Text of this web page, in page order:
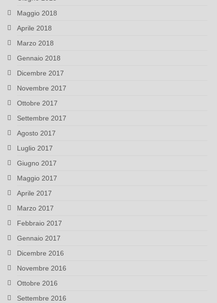
Maggio 2018
Aprile 2018
Marzo 2018
Gennaio 2018
Dicembre 2017
Novembre 2017
Ottobre 2017
Settembre 2017
Agosto 2017
Luglio 2017
Giugno 2017
Maggio 2017
Aprile 2017
Marzo 2017
Febbraio 2017
Gennaio 2017
Dicembre 2016
Novembre 2016
Ottobre 2016
Settembre 2016